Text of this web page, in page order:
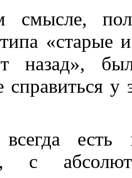
«старые
назад»,
справиться
есть
с